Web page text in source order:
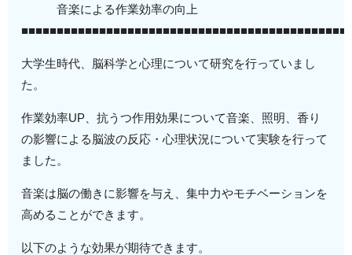
音楽による作業効率の向上
■■■■■■■■■■■■■■■■■■■■■■■■■■■■■■■■■■■■■■■■■■■■■■
大学生時代、脳科学と心理について研究を行っていまし
た。
作業効率UP、抗うつ作用効果について音楽、照明、香り
の影響による脳波の反応・心理状況について実験を行って
ました。
音楽は脳の働きに影響を与え、集中力やモチベーションを
高めることができます。
以下のような効果が期待できます。